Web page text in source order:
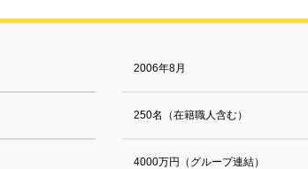
2006年8月
250名（在籍職人含む）
4000万円（グループ連結）